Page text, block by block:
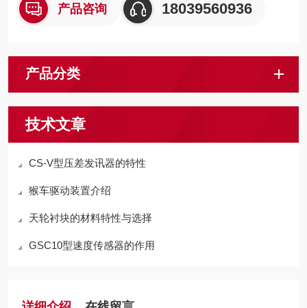
产品咨询 18039560936
产品分类
技术文章
CS-V型压差发讯器的特性
猴车驱动装置介绍
天轮衬块的材料特性与选择
GSC10型速度传感器的作用